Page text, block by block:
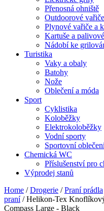
Přenosná ohniště
Outdoorové vařiče
Plynové vařiče a
Kartuše a
Nádobí ke
Turistika
Vaky a obaly
Batohy
Nože
Oblečení a móda
Sport
Cyklistika
Koloběžky
Elektrokoloběžky
Vodní sporty
Sportovní
Chemická WC
Příslušenství pro
Výprodej stanů
Home /Drogerie /Praní prádla
praní/ Helikon-Tex
Compass Large - Black